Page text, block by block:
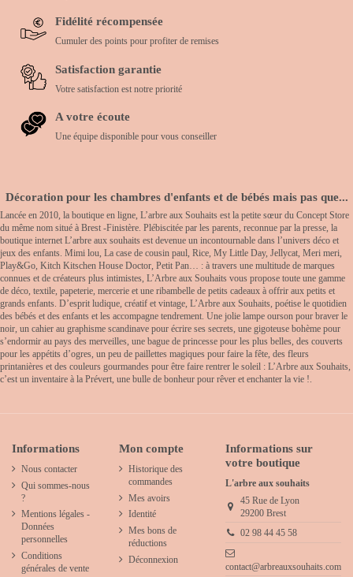
Fidélité récompensée
Cumuler des points pour profiter de remises
Satisfaction garantie
Votre satisfaction est notre priorité
A votre écoute
Une équipe disponible pour vous conseiller
Décoration pour les chambres d'enfants et de bébés mais pas que...
Lancée en 2010, la boutique en ligne, L’arbre aux Souhaits est la petite sœur du Concept Store
du même nom situé à Brest -Finistère. Plébiscitée par les parents, reconnue par la presse, la
boutique internet L’arbre aux souhaits est devenue un incontournable dans l’univers déco et
jeux des enfants. Mimi lou, La case de cousin paul, Rice, My Little Day, Jellycat, Meri meri,
Play&Go, Kitch Kitschen House Doctor, Petit Pan… : à travers une multitude de marques
connues et de créateurs plus intimistes, L’Arbre aux Souhaits vous propose toute une gamme
de déco, textile, papeterie, mercerie et une ribambelle de petits cadeaux à offrir aux petits et
grands enfants. D’esprit ludique, créatif et vintage, L’Arbre aux Souhaits, poétise le quotidien
des bébés et des enfants et les accompagne tendrement. Une jolie lampe ourson pour braver le
noir, un cahier au graphisme scandinave pour écrire ses secrets, une gigoteuse bohème pour
s’endormir au pays des merveilles, une bague de princesse pour les plus belles, des couverts
pour les appétits d’ogres, un peu de paillettes magiques pour faire la fête, des fleurs
printanières et des couleurs gourmandes pour être faire rentrer le soleil : L’Arbre aux Souhaits,
c’est un inventaire à la Prévert, une bulle de bonheur pour rêver et enchanter la vie !.
Informations
Nous contacter
Qui sommes-nous
?
Mentions légales -
Données
personnelles
Conditions
générales de vente
Mon compte
Historique des
commandes
Mes avoirs
Identité
Mes bons de
réductions
Déconnexion
Informations sur
votre boutique
L'arbre aux souhaits
45 Rue de Lyon
29200 Brest
02 98 44 45 58
contact@arbreauxsouhaits.com